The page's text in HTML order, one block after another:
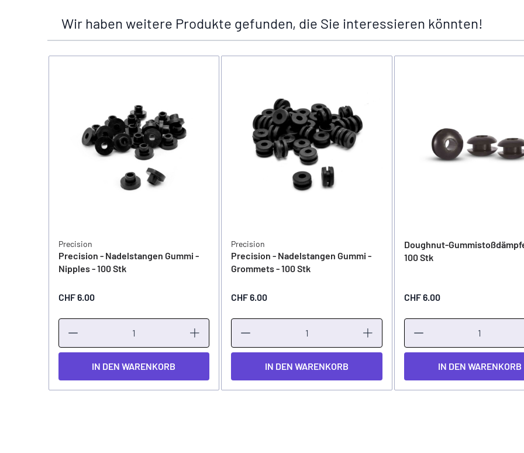
Wir haben weitere Produkte gefunden, die Sie interessieren könnten!
Precision
Precision - Nadelstangen Gummi -
Nipples - 100 Stk
CHF 6.00
IN DEN WARENKORB
Precision
Precision - Nadelstangen Gummi -
Grommets - 100 Stk
CHF 6.00
IN DEN WARENKORB
Doughnut-
100 Stk
CHF 6.00
IN DEN WARENKORB